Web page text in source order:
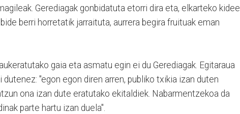
Gerediagak gonbidatuta etorri dira eta, elkarteko
berri horretatik jarraituta, aurrera begira fruituak eman
gaia eta asmatu egin ei du Gerediagak. Egitaraua
dutenez: "egon egon diren arren, publiko txikia izan duten
ona izan dute eratutako ekitaldiek. Nabarmentzekoa da
parte hartu izan duela".